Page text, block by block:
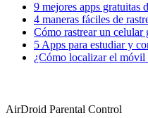
9 mejores apps gratuitas
4 maneras fáciles de
Cómo rastrear un
5 Apps para estudiar y
¿Cómo localizar el móvil
AirDroid Parental Control